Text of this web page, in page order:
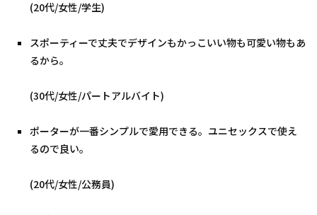
(20代/女性/学生)
スポーティーで丈夫でデザインもかっこいい物も可愛い物もあ
るから。
(30代/女性/パートアルバイト)
ポーターが一番シンプルで愛用できる。ユニセックスで使え
るので良い。
(20代/女性/公務員)